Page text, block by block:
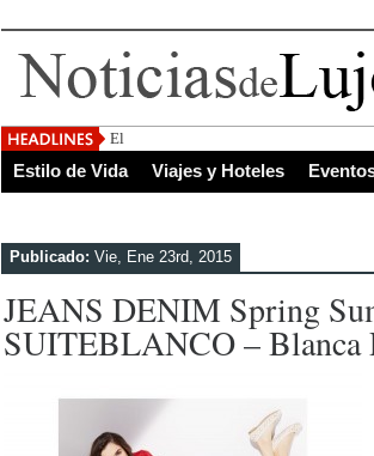
El Salvador, uno de los des
Estilo de Vida Viajes y Hoteles
Publicado: Vie, Ene 23rd, 2015
JEANS DENIM Spring
SUITEBLANCO – Blanca